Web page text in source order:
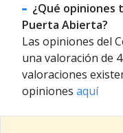
¿Qué opiniones
Puerta Abierta?
Las opiniones del
una valoración de
valoraciones
opiniones aquí